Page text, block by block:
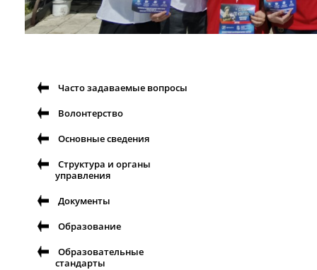
Часто задаваемые вопросы
Волонтерство
Основные сведения
Структура и органы
управления
Документы
Образование
Образовательные
стандарты